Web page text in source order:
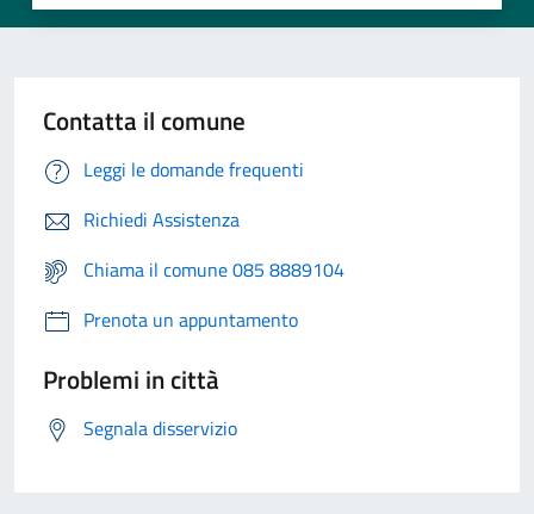
Contatta il comune
Leggi le domande frequenti
Richiedi Assistenza
Chiama il comune 085 8889104
Prenota un appuntamento
Problemi in città
Segnala disservizio